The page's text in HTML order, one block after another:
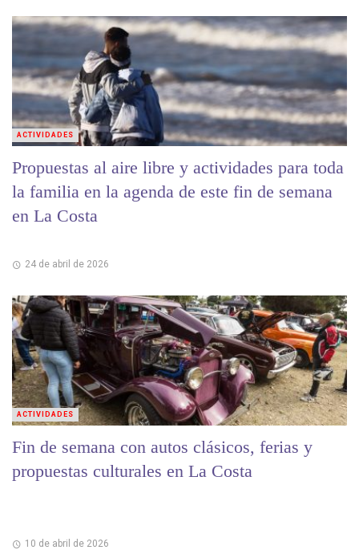
Propuestas al aire libre y actividades para toda
la familia en la agenda de este fin de semana
en La Costa
24 de abril de 2026
ACTIVIDADES
Fin de semana con autos clásicos, ferias y
propuestas culturales en La Costa
10 de abril de 2026
ACTIVIDADES